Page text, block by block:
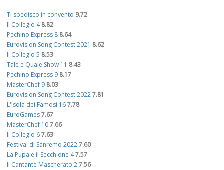
Ti spedisco in convento 9.72
Il Collegio 4 8.82
Pechino Express 8 8.64
Eurovision Song Contest 2021 8.62
Il Collegio 5 8.53
Tale e Quale Show 11 8.43
Pechino Express 9 8.17
MasterChef 9 8.03
Eurovision Song Contest 20227.81
L'Isola dei Famosi 167.78
EuroGames7.67
MasterChef 107.66
Il Collegio 67.63
Festival di Sanremo 20227.60
La Pupa e il Secchione 47.57
Il Cantante Mascherato 27.56